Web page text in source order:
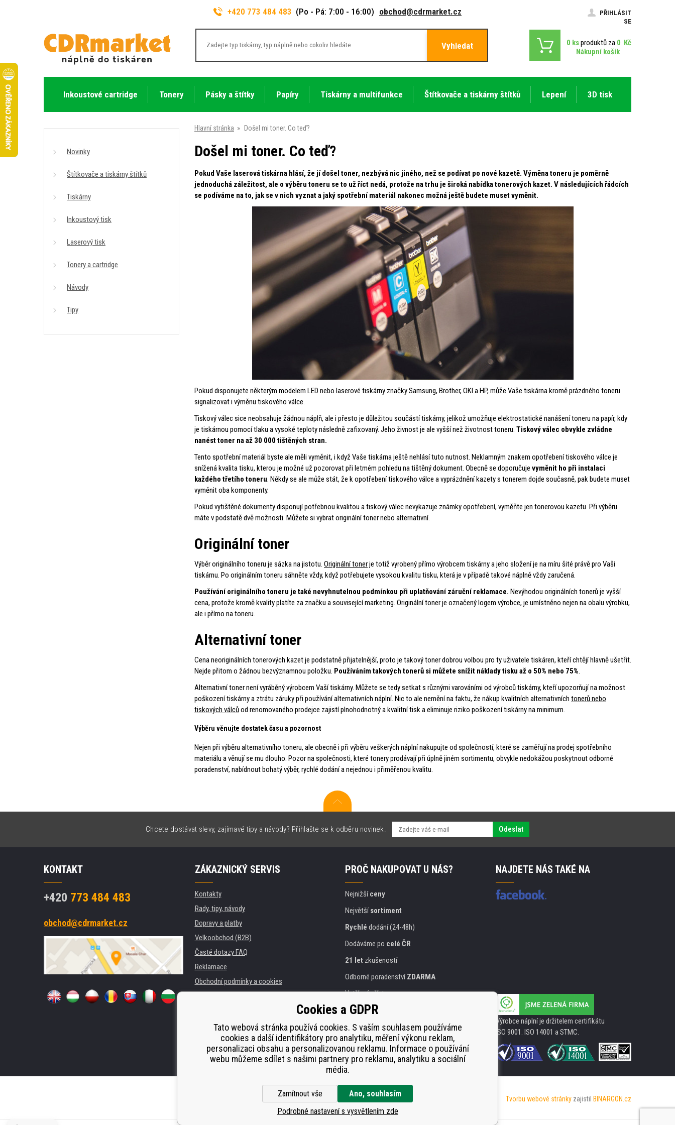
+420 773 484 483 (Po - Pá: 7:00 - 16:00) obchod@cdrmarket.cz
PŘIHLÁSIT
SE
Vyhledat 0 ksproduktů za 0 Kč
Nákupní košík
Inkoustové cartridge Tonery Pásky a štítky Papíry Tiskárny a multifunkce Štítkovače a tiskárny štítků Lepení 3D tisk
Novinky
Štítkovače a tiskárny štítků
Tiskárny
Inkoustový tisk
Laserový tisk
Tonery a cartridge
Návody
Tipy
Hlavní stránka » Došel mi toner. Co teď?
Došel mi toner. Co teď?
Pokud Vaše laserová tiskárna hlásí, že jí došel toner, nezbývá nic jiného, než se podívat po nové kazetě. Výměna toneru je poměrně
jednoduchá záležitost, ale o výběru toneru se to už říct nedá, protože na trhu je široká nabídka tonerových kazet. V následujících řádcích
se podíváme na to, jak se v nich vyznat a jaký spotřební materiál nakonec možná ještě budete muset vyměnit.
Pokud disponujete některým modelem LED nebo laserové tiskárny značky Samsung, Brother, OKI a HP, může Vaše tiskárna kromě prázdného toneru
signalizovat i výměnu tiskového válce.
Tiskový válec sice neobsahuje žádnou náplň, ale i přesto je důležitou součástí tiskárny, jelikož umožňuje elektrostatické nanášení toneru na papír, kdy
je tiskárnou pomocí tlaku a vysoké teploty následně zafixovaný. Jeho živnost je ale vyšší než životnost toneru. Tiskový válec obvykle zvládne
nanést toner na až 30 000 tištěných stran.
Tento spotřební materiál byste ale měli vyměnit, i když Vaše tiskárna ještě nehlásí tuto nutnost. Neklamným znakem opotřebení tiskového válce je
snížená kvalita tisku, kterou je možné už pozorovat při letmém pohledu na tištěný dokument. Obecně se doporučuje vyměnit ho při instalaci
každého třetího toneru. Někdy se ale může stát, že k opotřebení tiskového válce a vyprázdnění kazety s tonerem dojde současně, pak budete muset
vyměnit oba komponenty.
Pokud vytištěné dokumenty disponují potřebnou kvalitou a tiskový válec nevykazuje známky opotřebení, vyměňte jen tonerovou kazetu. Při výběru
máte v podstatě dvě možnosti. Můžete si vybrat originální toner nebo alternativní.
Originální toner
Výběr originálního toneru je sázka na jistotu. Originální tonerje totiž vyrobený přímo výrobcem tiskárny a jeho složení je na míru šité právě pro Vaši
tiskárnu. Po originálním toneru sáhněte vždy, když potřebujete vysokou kvalitu tisku, která je v případě takové náplně vždy zaručená.
Používání originálního toneru je také nevyhnutelnou podmínkou při uplatňování záruční reklamace. Nevýhodou originálních tonerů je vyšší
cena, protože kromě kvality platíte za značku a související marketing. Originální toner je označený logem výrobce, je umístněno nejen na obalu výrobku,
ale i přímo na toneru.
Alternativní toner
Cena neoriginálních tonerových kazet je podstatně přijatelnější, proto je takový toner dobrou volbou pro ty uživatele tiskáren, kteří chtějí hlavně ušetřit.
Nejde přitom o žádnou bezvýznamnou položku. Používáním takových tonerů si můžete snížit náklady tisku až o 50% nebo 75%.
Alternativní toner není vyráběný výrobcem Vaší tiskárny. Můžete se tedy setkat s různými varováními od výrobců tiskárny, kteří upozorňují na možnost
poškození tiskárny a ztrátu záruky při používání alternativních náplní. Nic to ale nemění na faktu, že nákup kvalitních alternativních tonerů nebo
tiskových válcůod renomovaného prodejce zajistí plnohodnotný a kvalitní tisk a eliminuje riziko poškození tiskárny na minimum.
Výběru věnujte dostatek času a pozornost
Nejen při výběru alternativního toneru, ale obecně i při výběru veškerých náplní nakupujte od společností, které se zaměřují na prodej spotřebního
materiálu a věnují se mu dlouho. Pozor na společnosti, které tonery prodávají při úplně jiném sortimentu, obvykle nedokážou poskytnout odborné
poradenství, nabídnout bohatý výběr, rychlé dodání a nejednou i přiměřenou kvalitu.
Chcete dostávat slevy, zajímavé tipy a návody? Přihlašte se k odběru novinek. Odeslat
KONTAKT
+420 773 484 483
obchod@cdrmarket.cz
ZÁKAZNICKÝ SERVIS
Kontakty
Rady, tipy, návody
Dopravy a platby
Velkoobchod (B2B)
Časté dotazy FAQ
Reklamace
Obchodní podmínky a cookies
Pronájem tiskáren
Náhradní plnění
Odstoupení od smlouvy
PROČ NAKUPOVAT U NÁS?
Nejnižšíceny
Největšísortiment
Rychlé dodání (24-48h)
Dodáváme po celé ČR
21 let zkušeností
Odborné poradenstvíZDARMA
Vstřícný přístup
Zlatýcertifikát
Bezpečnéon-line platby
NAJDETE NÁS TAKÉ NA
Výrobce náplní je držitelem certifikátu
ISO 9001. ISO 14001 a STMC.
Tvorbu webové stránky zajistil BINARGON.cz
Cookies a GDPR
Tato webová stránka používá cookies. S vaším souhlasem používáme
cookies a další identifikátory pro analytiku, měření výkonu reklam,
personalizaci obsahu a personalizovanou reklamu. Informace o používání
webu můžeme sdílet s našimi partnery pro reklamu, analytiku a sociální
média.
Zamítnout vše
Ano, souhlasím
Podrobné nastavení s vysvětlením zde